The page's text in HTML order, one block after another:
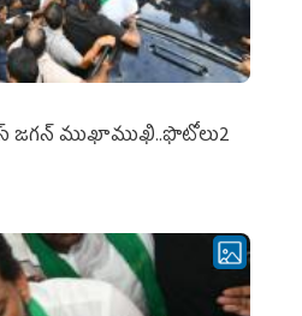
జ‌గ‌న్ ముఖాముఖి..ఫొటోలు2